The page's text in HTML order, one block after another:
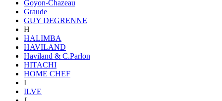
Goyon-Chazeau
Graude
GUY DEGRENNE
H
HALIMBA
HAVILAND
Haviland & C.Parlon
HITACHI
HOME CHEF
I
ILVE